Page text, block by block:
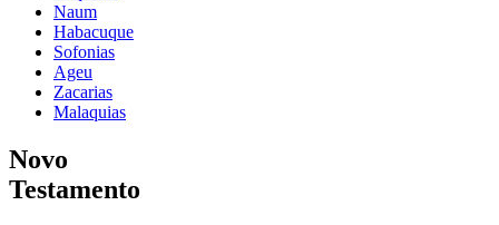
Naum
Habacuque
Sofonias
Ageu
Zacarias
Malaquias
Novo
Testamento